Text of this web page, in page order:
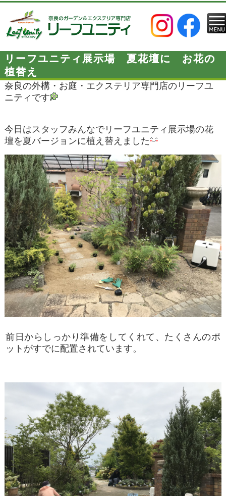
リーフユニティ展示場 夏花壇に お花の
植替え
奈良の外構・お庭・エクステリア専門店のリーフユ
ニティです
今日はスタッフみんなでリーフユニティ展示場の花
壇を夏バージョンに植え替えました
前日からしっかり準備をしてくれて、たくさんのポ
ットがすでに配置されています。